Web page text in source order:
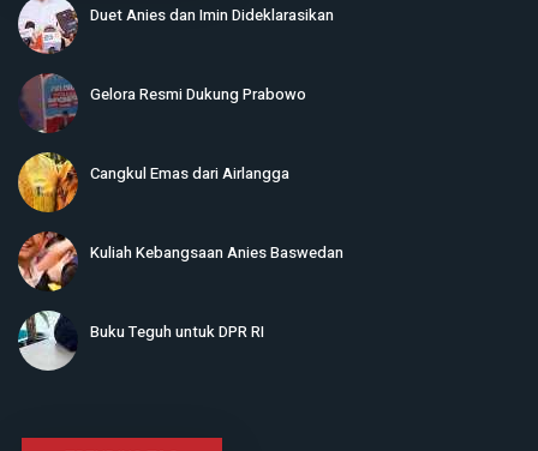
Duet Anies dan Imin Dideklarasikan
Gelora Resmi Dukung Prabowo
Cangkul Emas dari Airlangga
Kuliah Kebangsaan Anies Baswedan
Buku Teguh untuk DPR RI